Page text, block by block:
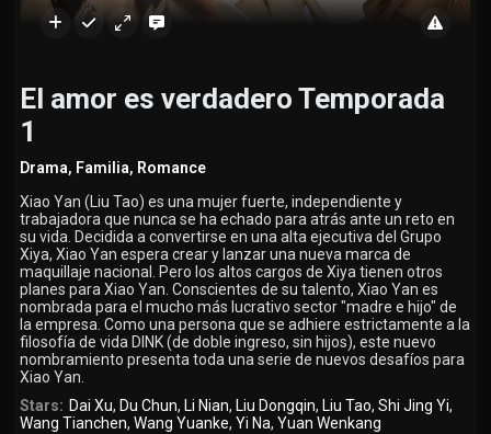
El amor es verdadero Temporada
1
Drama, Familia, Romance
Xiao Yan (Liu Tao) es una mujer fuerte, independiente y
trabajadora que nunca se ha echado para atrás ante un reto en
su vida. Decidida a convertirse en una alta ejecutiva del Grupo
Xiya, Xiao Yan espera crear y lanzar una nueva marca de
maquillaje nacional. Pero los altos cargos de Xiya tienen otros
planes para Xiao Yan. Conscientes de su talento, Xiao Yan es
nombrada para el mucho más lucrativo sector "madre e hijo" de
la empresa. Como una persona que se adhiere estrictamente a la
filosofía de vida DINK (de doble ingreso, sin hijos), este nuevo
nombramiento presenta toda una serie de nuevos desafíos para
Xiao Yan.
Stars: Dai Xu, Du Chun, Li Nian, Liu Dongqin, Liu Tao, Shi Jing Yi,
Wang Tianchen,Wang Yuanke,Yi Na,Yuan Wenkang